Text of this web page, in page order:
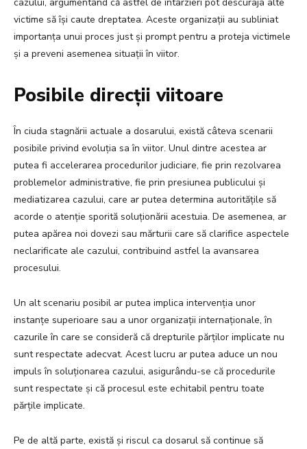
victime să își caute dreptatea. Aceste organizații au subliniat
importanța unui proces just și prompt pentru a proteja victimele
și a preveni asemenea situații în viitor.
Posibile direcții viitoare
În ciuda stagnării actuale a dosarului, există câteva scenarii
posibile privind evoluția sa în viitor. Unul dintre acestea ar
putea fi accelerarea procedurilor judiciare, fie prin rezolvarea
problemelor administrative, fie prin presiunea publicului și
mediatizarea cazului, care ar putea determina autoritățile să
acorde o atenție sporită soluționării acestuia. De asemenea, ar
putea apărea noi dovezi sau mărturii care să clarifice aspectele
neclarificate ale cazului, contribuind astfel la avansarea
procesului.
Un alt scenariu posibil ar putea implica intervenția unor
instanțe superioare sau a unor organizații internaționale, în
cazurile în care se consideră că drepturile părților implicate nu
sunt respectate adecvat. Acest lucru ar putea aduce un nou
impuls în soluționarea cazului, asigurându-se că procedurile
sunt respectate și că procesul este echitabil pentru toate
părțile implicate.
Pe de altă parte, există și riscul ca dosarul să continue să